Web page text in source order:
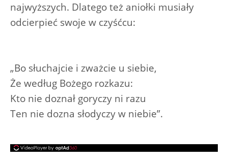
najwyższych. Dlatego też aniołki musiały
odcierpieć swoje w czyśćcu:
„Bo słuchajcie i zważcie u siebie,
Że według Bożego rozkazu:
Kto nie doznał goryczy ni razu
Ten nie dozna słodyczy w niebie”.